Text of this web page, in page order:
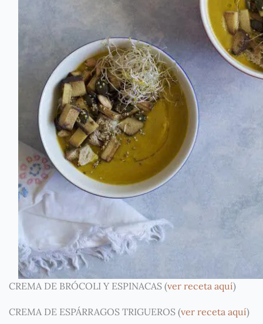
CREMA DE BRÓCOLI Y ESPINACAS (ver receta aquí)
CREMA DE ESPÁRRAGOS TRIGUEROS (ver receta aquí)